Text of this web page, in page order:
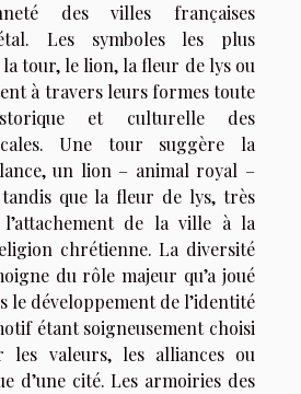
des villes françaises
Les symboles les plus
tour, le lion, la fleur de lys ou
à travers leurs formes toute
et culturelle des
Une tour suggère la
un lion – animal royal –
que la fleur de lys, très
de la ville à la
chrétienne. La diversité
du rôle majeur qu’a joué
le développement de l’identité
étant soigneusement choisi
les valeurs, les alliances ou
d’une cité. Les armoiries des